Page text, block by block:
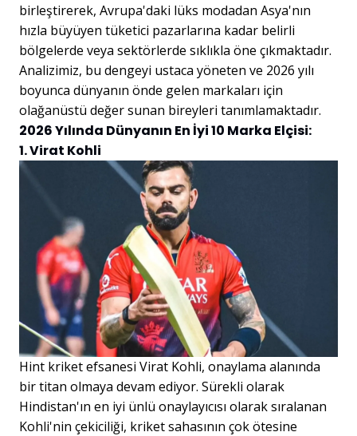
birleştirerek, Avrupa'daki lüks modadan Asya'nın
hızla büyüyen tüketici pazarlarına kadar belirli
bölgelerde veya sektörlerde sıklıkla öne çıkmaktadır.
Analizimiz, bu dengeyi ustaca yöneten ve 2026 yılı
boyunca dünyanın önde gelen markaları için
olağanüstü değer sunan bireyleri tanımlamaktadır.
2026 Yılında Dünyanın En İyi 10 Marka Elçisi:
1. Virat Kohli
Hint kriket efsanesi Virat Kohli, onaylama alanında
bir titan olmaya devam ediyor. Sürekli olarak
Hindistan'ın en iyi ünlü onaylayıcısı olarak sıralanan
Kohli'nin çekiciliği, kriket sahasının çok ötesine